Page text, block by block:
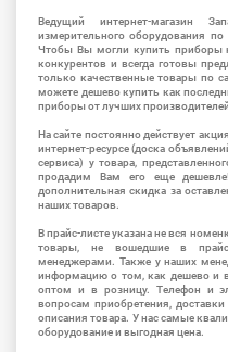
Ведущий интернет-магазин
измерительного оборудования
Чтобы Вы могли купить приборы
конкурентов и всегда готовы
только качественные товары по
можете дешево купить как
приборы от лучших
На сайте постоянно действует
интернет-ресурсе (доска
сервиса) у товара,
продадим Вам его еще дешевле!
дополнительная скидка за
наших товаров.
В прайс-листе указана не вся
товары, не вошедшие в
менеджерами. Также у наших
информацию о том, как дешево и
оптом и в розницу. Телефон и
вопросам приобретения,
описания товара. У нас самые
оборудование и выгодная цена.